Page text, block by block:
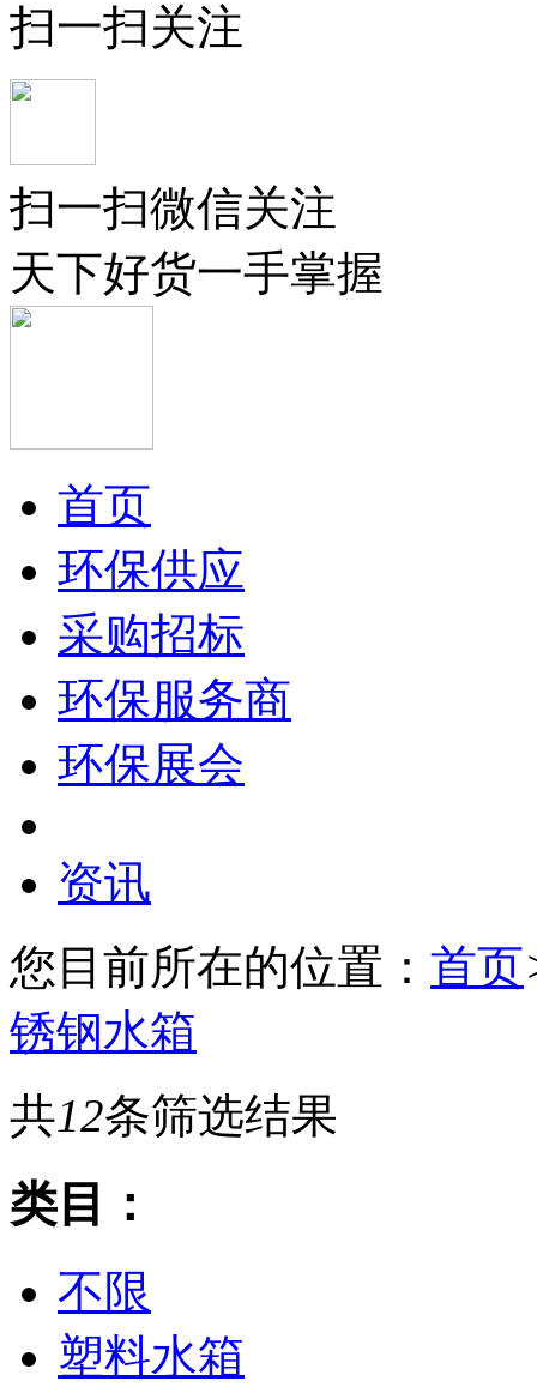
扫一扫关注
扫一扫微信关注
天下好货一手掌握
首页
环保供应
采购招标
环保服务商
环保展会
资讯
您目前所在的位置： 首页
锈钢水箱
共12条筛选结果
类目：
不限
塑料水箱